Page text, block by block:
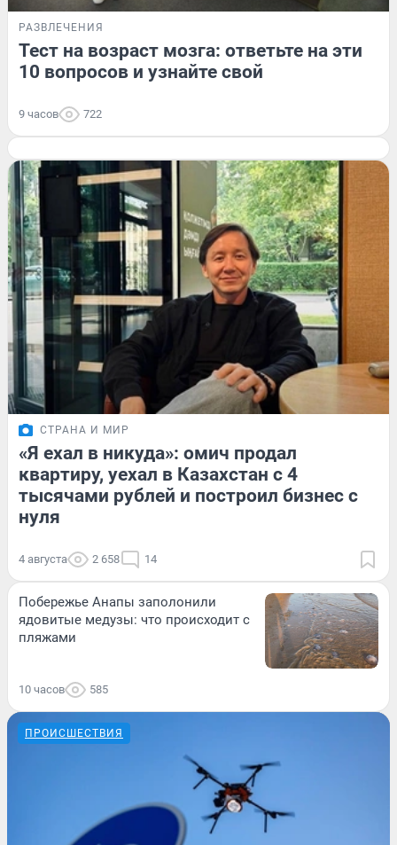
РАЗВЛЕЧЕНИЯ
Тест на возраст мозга: ответьте на эти
10 вопросов и узнайте свой
9 часов 722
СТРАНА И МИР
«Я ехал в никуда»: омич продал
квартиру, уехал в Казахстан с 4
тысячами рублей и построил бизнес с
нуля
4 августа 2 658 14
Побережье Анапы заполонили
ядовитые медузы: что происходит с
пляжами
10 часов 585
ПРОИСШЕСТВИЯ